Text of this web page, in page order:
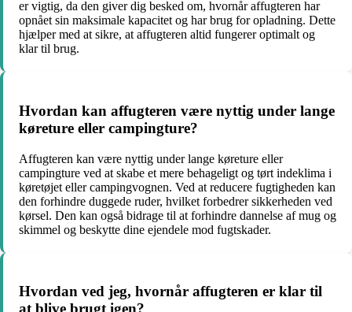
er vigtig, da den giver dig besked om, hvornår affugteren har
opnået sin maksimale kapacitet og har brug for opladning. Dette
hjælper med at sikre, at affugteren altid fungerer optimalt og
klar til brug.
Hvordan kan affugteren være nyttig under lange
køreture eller campingture?
Affugteren kan være nyttig under lange køreture eller
campingture ved at skabe et mere behageligt og tørt indeklima i
køretøjet eller campingvognen. Ved at reducere fugtigheden kan
den forhindre duggede ruder, hvilket forbedrer sikkerheden ved
kørsel. Den kan også bidrage til at forhindre dannelse af mug og
skimmel og beskytte dine ejendele mod fugtskader.
Hvordan ved jeg, hvornår affugteren er klar til